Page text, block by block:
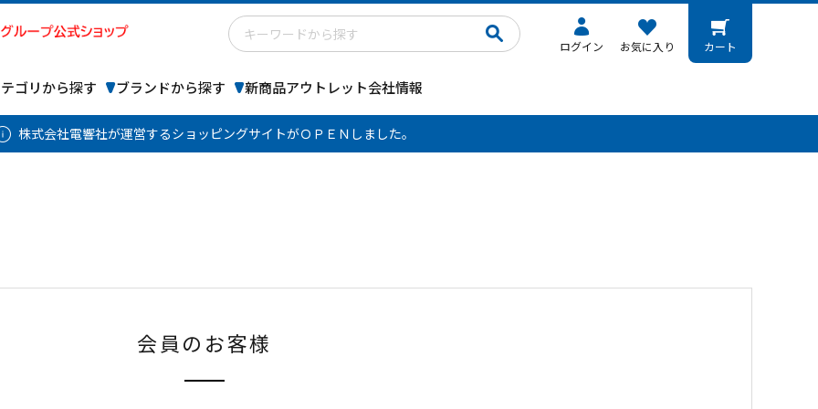
ログイン お気に入り カート
ゴリから探す ブランドから探す 新商品アウトレット会社情報
株式会社電響社が運営するショッピングサイトがＯＰＥＮしました。
会員のお客様